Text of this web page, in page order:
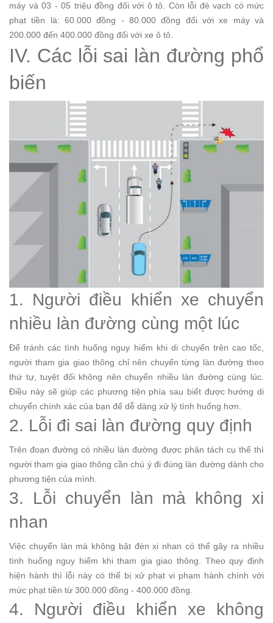
máy và 03 - 05 triệu đồng đối với ô tô. Còn lỗi đè vạch có mức
phạt tiền là: 60.000 đồng - 80.000 đồng đối với xe máy và
200.000 đến 400.000 đồng đối với xe ô tô.
IV. Các lỗi sai làn đường phổ
biến
1. Người điều khiển xe chuyển
nhiều làn đường cùng một lúc
Để tránh các tình huống nguy hiểm khi di chuyển trên cao tốc,
người tham gia giao thông chỉ nên chuyển từng làn đường theo
thứ tự, tuyệt đối không nên chuyển nhiều làn đường cùng lúc.
Điều này sẽ giúp các phương tiện phía sau biết được hướng di
chuyển chính xác của bạn để dễ dàng xử lý tình huống hơn.
2. Lỗi đi sai làn đường quy định
Trên đoạn đường có nhiều làn đường được phân tách cụ thể thì
người tham gia giao thông cần chú ý đi đúng làn đường dành cho
phương tiện của mình.
3. Lỗi chuyển làn mà không xi
nhan
Việc chuyển làn mà không bật đèn xi nhan có thể gây ra nhiều
tình huống nguy hiểm khi tham gia giao thông. Theo quy định
hiện hành thì lỗi này có thể bị xử phạt vi phạm hành chính với
mức phạt tiền từ 300.000 đồng - 400.000 đồng.
4. Người điều khiển xe không